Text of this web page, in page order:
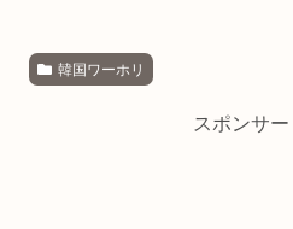
韓国ワーホリ
スポンサー